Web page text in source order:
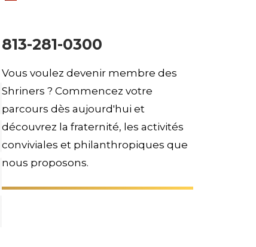
813-281-0300
Vous voulez devenir membre des
Shriners ? Commencez votre
parcours dès aujourd'hui et
découvrez la fraternité, les activités
conviviales et philanthropiques que
nous proposons.